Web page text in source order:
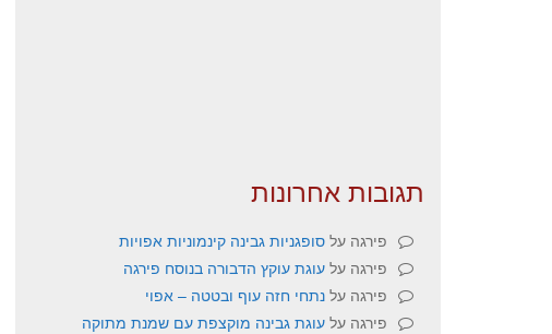
תגובות אחרונות
פירגה על סופגניות גבינה קינמוניות אפויות
פירגה על עוגת עוקץ הדבורה בנוסח פירגה
פירגה על נתחי חזה עוף ובטטה – אפוי
פירגה על עוגת גבינה מוקצפת עם שמנת מתוקה